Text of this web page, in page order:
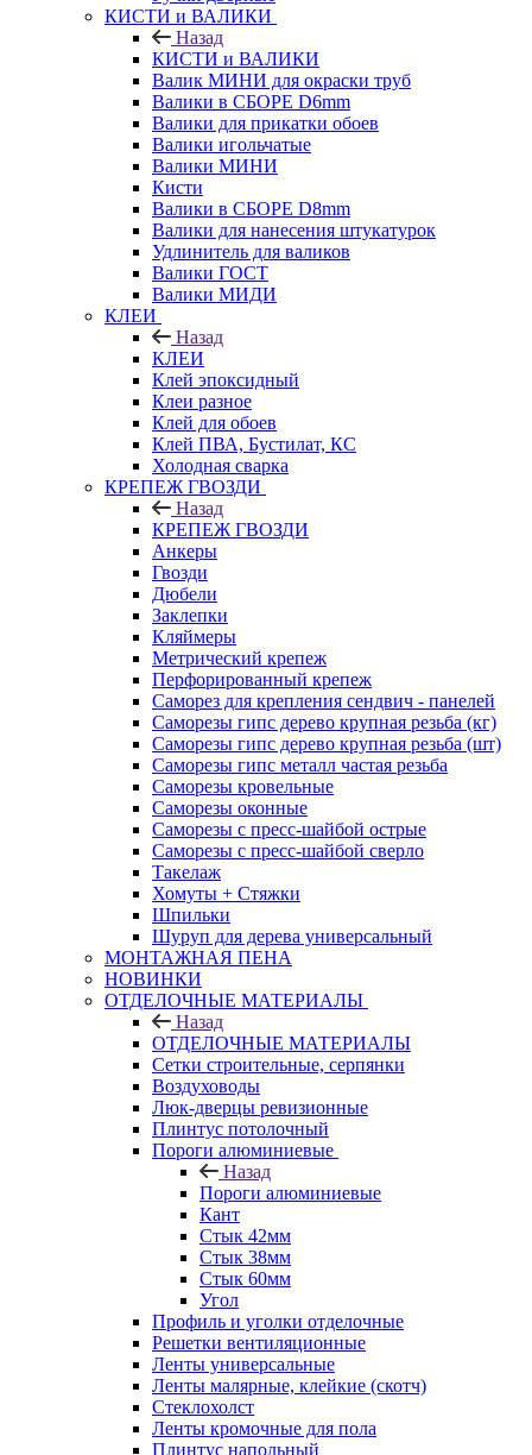
КИСТИ и ВАЛИКИ
Назад
КИСТИ и ВАЛИКИ
Валик МИНИ для окраски труб
Валики в СБОРЕ D6mm
Валики для прикатки обоев
Валики игольчатые
Валики МИНИ
Кисти
Валики в СБОРЕ D8mm
Валики для нанесения штукатурок
Удлинитель для валиков
Валики ГОСТ
Валики МИДИ
КЛЕИ
Назад
КЛЕИ
Клей эпоксидный
Клеи разное
Клей для обоев
Клей ПВА, Бустилат, КС
Холодная сварка
КРЕПЕЖ ГВОЗДИ
Назад
КРЕПЕЖ ГВОЗДИ
Анкеры
Гвозди
Дюбели
Заклепки
Кляймеры
Метрический крепеж
Перфорированный крепеж
Саморез для крепления сендвич - панелей
Саморезы гипс дерево крупная резьба (кг)
Саморезы гипс дерево крупная резьба (шт)
Саморезы гипс металл частая резьба
Саморезы кровельные
Саморезы оконные
Саморезы с пресс-шайбой острые
Саморезы с пресс-шайбой сверло
Такелаж
Хомуты + Стяжки
Шпильки
Шуруп для дерева универсальный
МОНТАЖНАЯ ПЕНА
НОВИНКИ
ОТДЕЛОЧНЫЕ МАТЕРИАЛЫ
Назад
ОТДЕЛОЧНЫЕ МАТЕРИАЛЫ
Сетки строительные, серпянки
Воздуховоды
Люк-дверцы ревизионные
Плинтус потолочный
Пороги алюминиевые
Назад
Пороги алюминиевые
Кант
Стык 42мм
Стык 38мм
Стык 60мм
Угол
Профиль и уголки отделочные
Решетки вентиляционные
Ленты универсальные
Ленты малярные, клейкие (скотч)
Стеклохолст
Ленты кромочные для пола
Плинтус напольный